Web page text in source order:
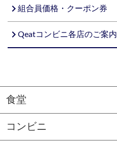
navigate_next組合員価格・クーポン券
navigate_nextQeatコンビニ各店のご案内
食堂
コンビニ